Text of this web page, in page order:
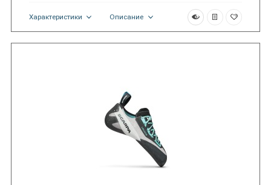
Характеристики Описание